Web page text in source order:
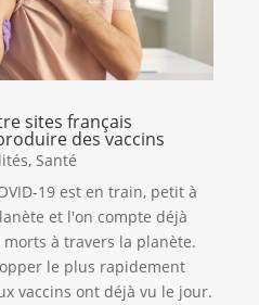
sites français
des vaccins
, Santé
19 est en train, petit à
et l'on compte déjà
à travers la planète.
le plus rapidement
vaccins ont déjà vu le jour.